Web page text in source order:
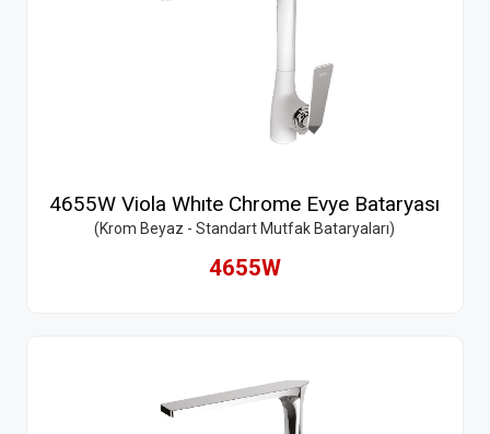
4655W Viola Whıte Chrome Evye Bataryası
(Krom Beyaz - Standart Mutfak Bataryaları)
4655W